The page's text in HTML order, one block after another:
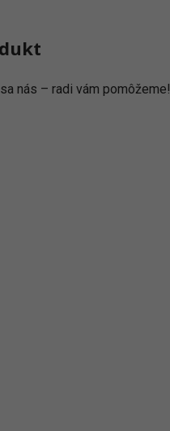
nás – radi vám pomôžeme!